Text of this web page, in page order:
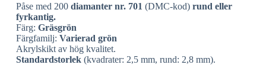
Påse med 200 diamanter nr. 701 (DMC-kod) rund eller
fyrkantig.
Färg: Gräsgrön
Färgfamilj: Varierad grön
Akrylskikt av hög kvalitet.
Standardstorlek(kvadrater: 2,5 mm, rund: 2,8 mm).